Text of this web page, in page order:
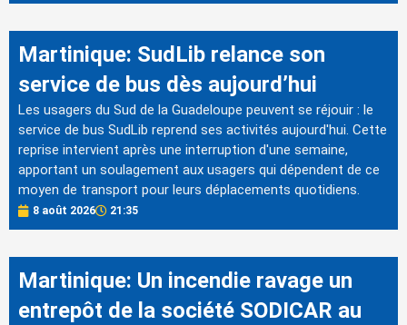
Martinique: SudLib relance son
service de bus dès aujourd’hui
Les usagers du Sud de la Guadeloupe peuvent se réjouir : le
service de bus SudLib reprend ses activités aujourd'hui. Cette
reprise intervient après une interruption d'une semaine,
apportant un soulagement aux usagers qui dépendent de ce
moyen de transport pour leurs déplacements quotidiens.
8 août 2026 21:35
Martinique: Un incendie ravage un
entrepôt de la société SODICAR au